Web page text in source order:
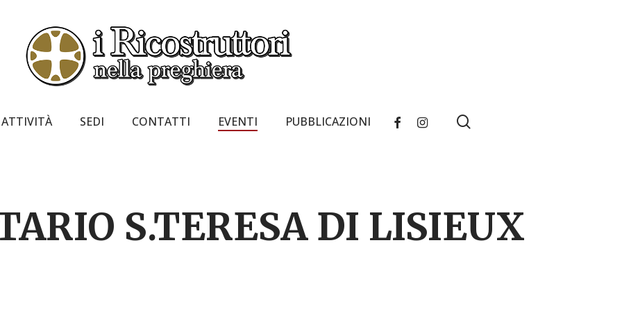
ATTIVITÀ SEDI CONTATTI EVENTI PUBBLICAZIONI FACEBOOKINSTAGRAM
S.TERESA DI LISIEUX